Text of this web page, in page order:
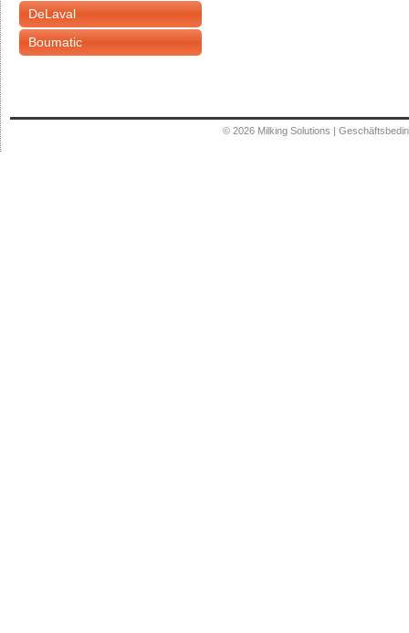
DeLaval
Boumatic
© 2026 Milking Solutions |